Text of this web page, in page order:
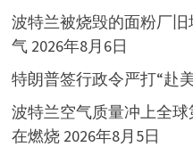
波特兰被烧毁的面粉厂
气 2026年8月6日
特朗普签行政令严打“赴
波特兰空气质量冲上全
在燃烧 2026年8月5日